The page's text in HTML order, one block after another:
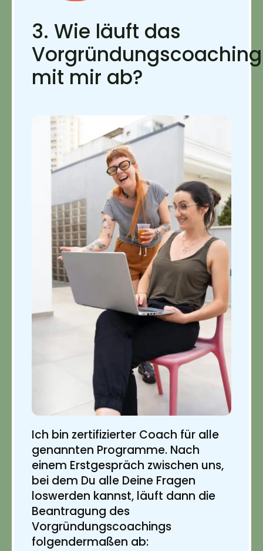
3. Wie läuft das
Vorgründungscoaching
mit mir ab?
Ich bin zertifizierter Coach für alle
genannten Programme. Nach
einem Erstgespräch zwischen uns,
bei dem Du alle Deine Fragen
loswerden kannst, läuft dann die
Beantragung des
Vorgründungscoachings
folgendermaßen ab: